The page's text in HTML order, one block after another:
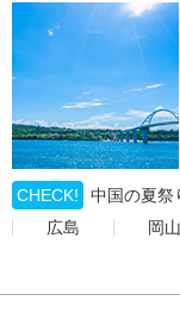
CHECK!
中国の夏祭
広島
岡山